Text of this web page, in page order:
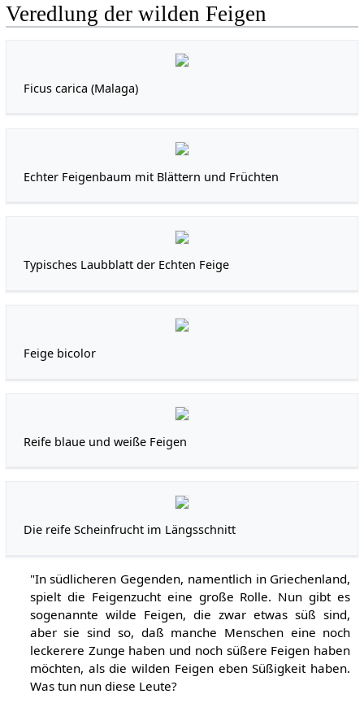
Veredlung der wilden Feigen
Ficus carica (Malaga)
Echter Feigenbaum mit Blättern und Früchten
Typisches Laubblatt der Echten Feige
Feige bicolor
Reife blaue und weiße Feigen
Die reife Scheinfrucht im Längsschnitt
"In südlicheren Gegenden, namentlich in Griechenland,
spielt die Feigenzucht eine große Rolle. Nun gibt es
sogenannte wilde Feigen, die zwar etwas süß sind,
aber sie sind so, daß manche Menschen eine noch
leckerere Zunge haben und noch süßere Feigen haben
möchten, als die wilden Feigen eben Süßigkeit haben.
Was tun nun diese Leute?